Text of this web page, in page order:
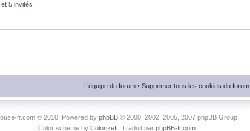
5 invités
L’équipe du forum • Supprimer tous les cookies du forum
fr.com © 2010. Powered by phpBB© 2000, 2002, 2005, 2007 phpBB Group.
Color scheme by ColorizeIt! Traduit par phpBB-fr.com